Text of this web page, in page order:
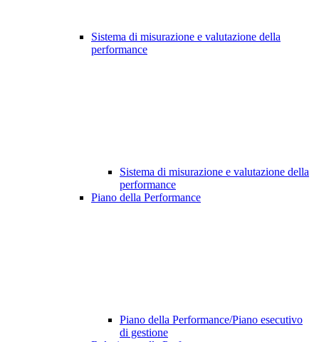
Sistema di misurazione e valutazione della
performance
Sistema di misurazione e valutazione della
performance
Piano della Performance
Piano della Performance/Piano esecutivo
di gestione